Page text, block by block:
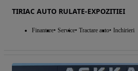
TIRIAC AUTO RULATE-EXPOZITIEI
Finantare Service Tractare auto Inchirieri